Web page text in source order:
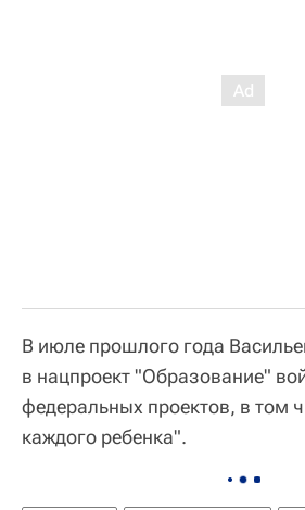
В июле прошлого года
в нацпроект "Образование"
федеральных проектов, в том
каждого ребенка".